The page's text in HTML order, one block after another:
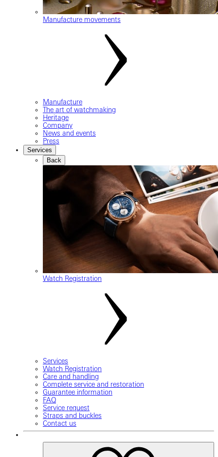
Manufacture movements
Manufacture
The art of watchmaking
Heritage
Company
News and events
Press
Services
Back
Watch Registration
Services
Watch Registration
Care and handling
Complete service and restoration
Guarantee information
FAQ
Service request
Straps and buckles
Contact us